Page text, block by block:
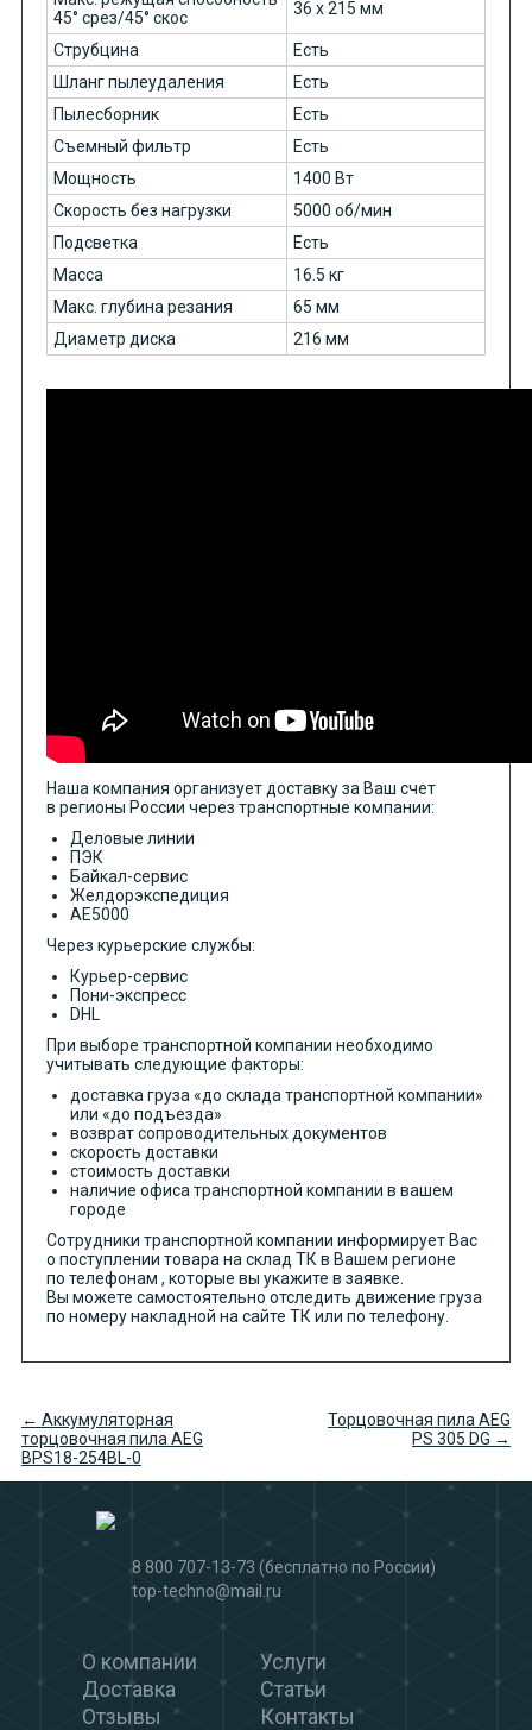
45° cpeз/45° cкос
36 x 215 мм
Струбцина
Есть
Шланг пылеудаления
Есть
Пылесборник
Есть
Съемный фильтр
Есть
Мощность
1400 Вт
Скорость без нагрузки
5000 об/мин
Подсветка
Есть
Масса
16.5 кг
Макс. глубина резания
65 мм
Диаметр диска
216 мм
Наша компания организует доставку за Ваш счет
в регионы России через транспортные компании:
Деловые линии
ПЭК
Байкал-сервис
Желдорэкспедиция
АЕ5000
Через курьерские службы:
Курьер-сервис
Пони-экспресс
DHL
При выборе транспортной компании необходимо
учитывать следующие факторы:
доставка груза «до склада транспортной компании»
или «до подъезда»
возврат сопроводительных документов
скорость доставки
стоимость доставки
наличие офиса транспортной компании в вашем
городе
Сотрудники транспортной компании информирует Вас
о поступлении товара на склад ТК в Вашем регионе
по телефонам , которые вы укажите в заявке.
Вы можете самостоятельно отследить движение груза
по номеру накладной на сайте ТК или по телефону.
← Аккумуляторная
торцовочная пила AEG
BPS18-254BL-0
Торцовочная пила AEG
PS 305 DG →
8 800 707-13-73 (бесплатно по России)
top-techno@mail.ru
О компании
Услуги
Доставка
Статьи
Отзывы
Контакты